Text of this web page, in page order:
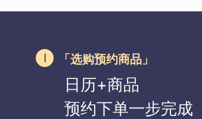
「选购预约商品」
日历+商品
预约下单一步完成